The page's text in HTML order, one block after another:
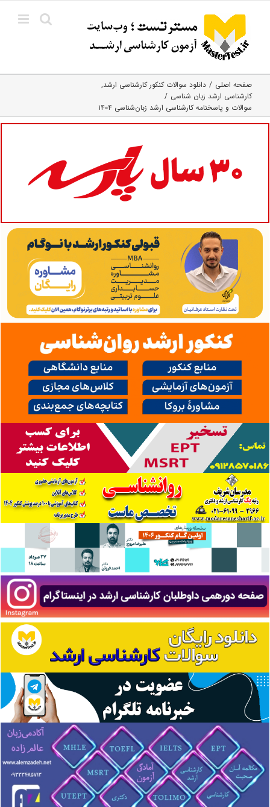
content
صفحه اصلی
دانلود سوالات کنکور کارشناسی ارشد
کارشناسی ارشد زبان شناسی
سوالات و پاسخنامه کارشناسی ارشد زبان‌شناسی ۱۴۰۴